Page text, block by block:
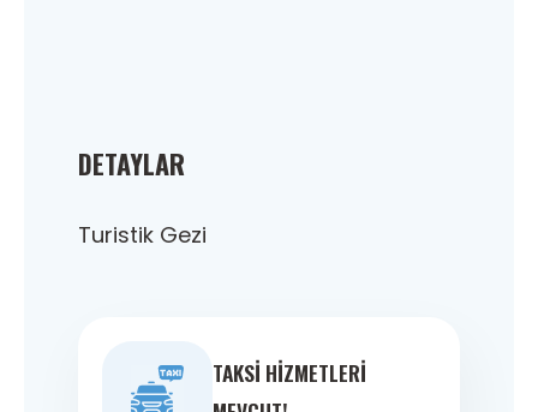
DETAYLAR
Turistik Gezi
TAKSI HIZMETLERI